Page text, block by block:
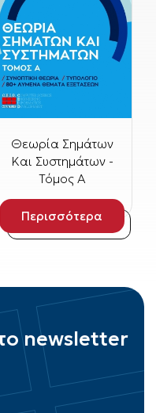
Θεωρία Σημάτων
Και Συστημάτων -
Τόμος Α
Περισσότερα
newsletter